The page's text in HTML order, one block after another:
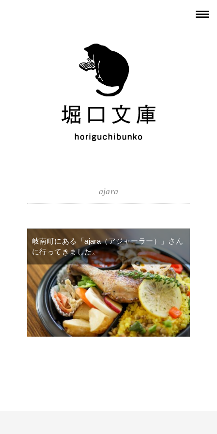
ajara
岐南町にある「ajara（アジャーラー）」さん
に行ってきました。